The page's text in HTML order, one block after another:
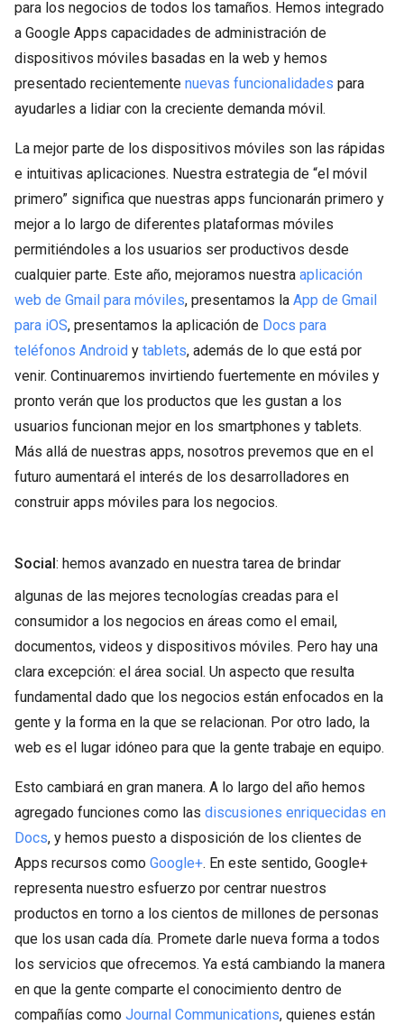
para los negocios de todos los tamaños. Hemos integrado
a Google Apps capacidades de administración de
dispositivos móviles basadas en la web y hemos
presentado recientemente nuevas funcionalidades para
ayudarles a lidiar con la creciente demanda móvil.
La mejor parte de los dispositivos móviles son las rápidas
e intuitivas aplicaciones. Nuestra estrategia de “el móvil
primero” significa que nuestras apps funcionarán primero y
mejor a lo largo de diferentes plataformas móviles
permitiéndoles a los usuarios ser productivos desde
cualquier parte. Este año, mejoramos nuestra aplicación
web de Gmail para móviles, presentamos la App de Gmail
para iOS, presentamos la aplicación de Docs para
teléfonos Android y tablets, además de lo que está por
venir. Continuaremos invirtiendo fuertemente en móviles y
pronto verán que los productos que les gustan a los
usuarios funcionan mejor en los smartphones y tablets.
Más allá de nuestras apps, nosotros prevemos que en el
futuro aumentará el interés de los desarrolladores en
construir apps móviles para los negocios.
Social: hemos avanzado en nuestra tarea de brindar
algunas de las mejores tecnologías creadas para el
consumidor a los negocios en áreas como el email,
documentos, videos y dispositivos móviles. Pero hay una
clara excepción: el área social. Un aspecto que resulta
fundamental dado que los negocios están enfocados en la
gente y la forma en la que se relacionan. Por otro lado, la
web es el lugar idóneo para que la gente trabaje en equipo.
Esto cambiará en gran manera. A lo largo del año hemos
agregado funciones como las discusiones enriquecidas en
Docs, y hemos puesto a disposición de los clientes de
Apps recursos como Google+. En este sentido, Google+
representa nuestro esfuerzo por centrar nuestros
productos en torno a los cientos de millones de personas
que los usan cada día. Promete darle nueva forma a todos
los servicios que ofrecemos. Ya está cambiando la manera
en que la gente comparte el conocimiento dentro de
compañías como Journal Communications, quienes están